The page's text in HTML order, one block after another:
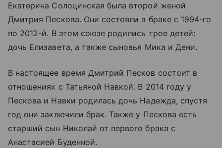
Екатерина Солоцинская была второй женой
Дмитрия Пескова. Они состояли в браке с 1994-го
по 2012-й. В этом союзе родились трое детей:
дочь Елизавета, а также сыновья Мика и Дени.
В настоящее время Дмитрий Песков состоит в
отношениях с Татьяной Навкой. В 2014 году у
Пескова и Навки родилась дочь Надежда, спустя
год они заключили брак. Также у Пескова есть
старший сын Николай от первого брака с
Анастасией Буденной.